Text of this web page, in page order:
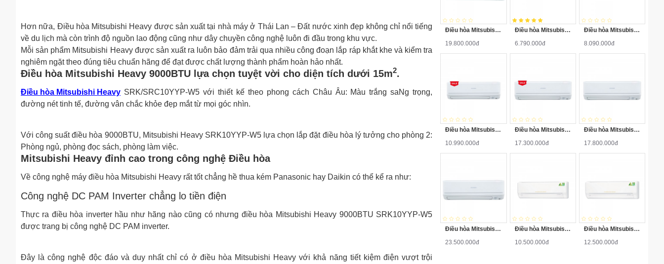
Hơn nữa, Điều hòa Mitsubishi Heavy được sản xuất tại nhà máy ở Thái Lan – Đất nước xinh đẹp không chỉ nổi tiếng
về du lịch mà còn trình độ nguồn lao động cũng như dây chuyền công nghệ luôn đi đầu trong khu vực.
Mỗi sản phẩm Mitsubishi Heavy được sản xuất ra luôn bảo đảm trải qua nhiều công đoạn lắp ráp khắt khe và kiểm tra
nghiêm ngặt theo đúng tiêu chuẩn hãng để đạt được chất lượng thành phẩm hoàn hảo nhất.
Điều hòa Mitsubishi Heavy 9000BTU lựa chọn tuyệt vời cho diện tích dưới 15m2.
Điều hòa Mitsubishi Heavy SRK/SRC10YYP-W5 với thiết kế theo phong cách Châu Âu: Màu trắng saNg trọng,
đường nét tinh tế, đường vân chắc khỏe đẹp mắt từ mọi góc nhìn.
Với công suất điều hòa 9000BTU, Mitsubishi Heavy SRK10YYP-W5 lựa chọn lắp đặt điều hòa lý tưởng cho phòng 2:
Phòng ngủ, phòng đọc sách, phòng làm việc.
Mitsubishi Heavy đỉnh cao trong công nghệ Điều hòa
Về công nghệ máy điều hòa Mitsubishi Heavy rất tốt chẳng hề thua kém Panasonic hay Daikin có thể kể ra như:
Công nghệ DC PAM Inverter chẳng lo tiền điện
Thực ra điều hòa inverter hầu như hãng nào cũng có nhưng điều hòa Mitsubishi Heavy 9000BTU SRK10YYP-W5
được trang bị công nghệ DC PAM inverter.
Đây là công nghệ độc đáo và duy nhất chỉ có ở điều hòa Mitsubishi Heavy với khả năng tiết kiệm điện vượt trội
Điều hòa Mitsubishi Heavy 1 chiều 24000BTU SRK/SRC25CSS-S5
19.800.000đ
Điều hòa Mitsubishi Heavy 1 chiều 9000BTU SRK/SRC09CTR-S5
6.790.000đ
Điều hòa Mitsubishi Heavy 1 chiều Inverter 9000BTU SRK/SRC10YXP-W5
8.090.000đ
Điều hòa Mitsubishi Heavy 1 chiều Inverter 12000BTU SRK/SRC13YXP-W5
10.990.000đ
Điều hòa Mitsubishi Heavy 1 chiều Inverter 18000BTU SRK/SRC18YXP-W5
17.300.000đ
Điều hòa Mitsubishi Heavy 1 chiều Inverter 18000BTU SRK/SRC18YW-W5
17.800.000đ
Điều hòa Mitsubishi Heavy 1 chiều Inverter 24000BTU SRK/SRC24YW-W5
23.500.000đ
Điều hòa Mitsubishi Heavy 1 chiều Inverter 9000BTU SRK/SRC10YL-S5
10.500.000đ
Điều hòa Mitsubishi Heavy 1 chiều Inverter 12000BTU SRK/SRC13YL-S5
12.500.000đ